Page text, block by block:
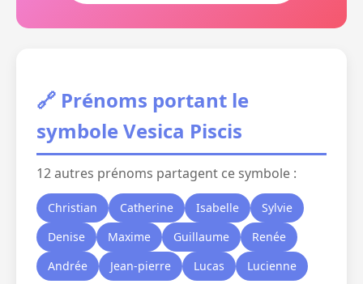
🔗 Prénoms portant le
symbole Vesica Piscis
12 autres prénoms partagent ce symbole :
Christian Catherine Isabelle
Sylvie
Denise
Maxime Guillaume
Renée
Andrée
Jean-pierre Lucas Lucienne